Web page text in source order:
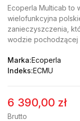
Ecoperla Multicab to
wielofunkcyjna
zanieczyszczenia,
wodzie pochodzącej
Marka:Ecoperla
Indeks:ECMU
6 390,00 zł
Brutto